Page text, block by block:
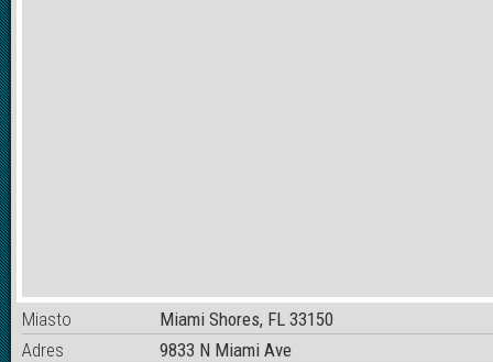
Miasto
Miami Shores, FL 33150
Adres
9833 N Miami Ave